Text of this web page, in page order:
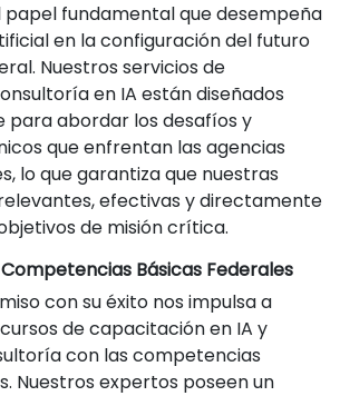
papel fundamental que desempeña
en la configuración del futuro
Nuestros servicios de
en IA están diseñados
abordar los desafíos y
que enfrentan las agencias
lo que garantiza que nuestras
efectivas y directamente
de misión crítica.
Básicas Federales
con su éxito nos impulsa a
de capacitación en IA y
con las competencias
Nuestros expertos poseen un